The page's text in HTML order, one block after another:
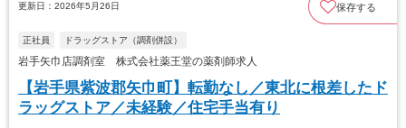
更新日：2026年5月26日 保存する
正社員 ドラッグストア（調剤併設）
岩手矢巾店調剤室 株式会社薬王堂の薬剤師求人
【岩手県紫波郡矢巾町】転勤なし／東北に根差したド
ラッグストア／未経験／住宅手当有り